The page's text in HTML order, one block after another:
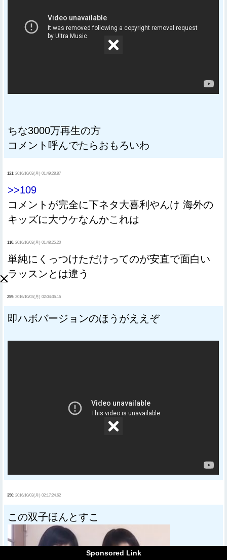
ちな3000万再生の方
コメント呼んでたらおもろいわ
121: 2016/10/03(月) 01:49:28.87
>>109
コメントが完全に下ネタ大喜利やんけ 海外の
キッズに大ウケなんかこれは
110: 2016/10/03(月) 01:48:25.20
単純にくっつけただけってのが安直で面白い
ラッスンとは違う
259: 2016/10/03(月) 02:04:35.15
即ハボバージョンのほうがええぞ
350: 2016/10/03(月) 02:17:24.62
この双子ほんとすこ
Sponsored Link